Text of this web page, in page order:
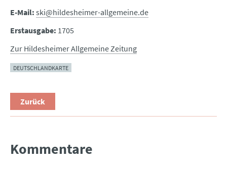
E-Mail: ski@hildesheimer-allgemeine.de
Erstausgabe: 1705
Zur Hildesheimer Allgemeine Zeitung
DEUTSCHLANDKARTE
Zurück
Kommentare